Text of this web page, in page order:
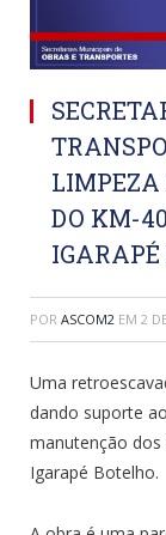
LIMPEZA
DO KM-
IGARAPÉ
POR ASCOM2 EM 2
Uma
dando suporte
manutenção dos
Igarapé Botelho.